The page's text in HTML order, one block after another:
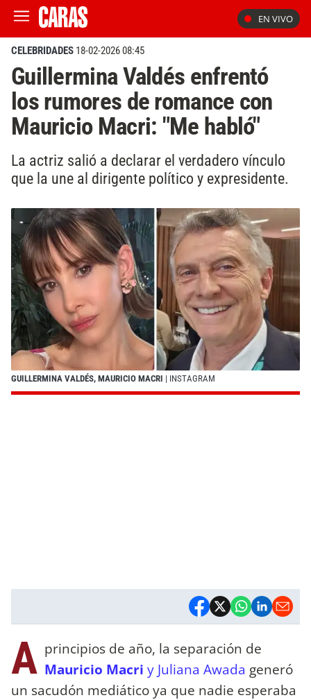
EN VIVO
CELEBRIDADES 18-02-2026 08:45
Guillermina Valdés enfrentó
los rumores de romance con
Mauricio Macri: "Me habló"
La actriz salió a declarar el verdadero vínculo
que la une al dirigente político y expresidente.
GUILLERMINA VALDÉS, MAURICIO MACRI | INSTAGRAM
A principios de año, la separación de
Mauricio Macri y Juliana Awada generó
un sacudón mediático ya que nadie esperaba